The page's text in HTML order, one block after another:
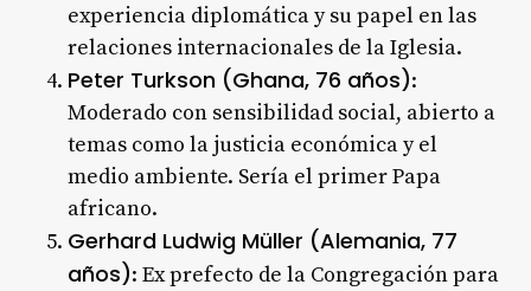
experiencia diplomática y su papel en las
relaciones internacionales de la Iglesia.
Peter Turkson (Ghana, 76 años):
Moderado con sensibilidad social, abierto a
temas como la justicia económica y el
medio ambiente. Sería el primer Papa
africano.
Gerhard Ludwig Müller (Alemania, 77
años): Ex prefecto de la Congregación para